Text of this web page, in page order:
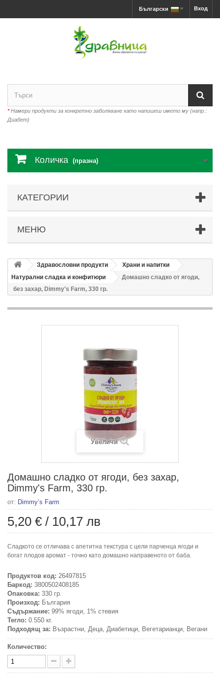
Вход
Български
*Намери продукти за конкретно заболяване като напишеш името му (напр.:
Диабет)
Количка (празна)
КАТЕГОРИИ
МЕНЮ
Здравословни продукти
Храни и напитки
Натурални сладка и конфитюри
Домашно сладко от ягоди,
без захар, Dimmy's Farm, 330 гр.
Увеличи
Домашно сладко от ягоди, без захар,
Dimmy's Farm, 330 гр.
от: Dimmy’s Farm
5,20 € / 10,17 лв
Сладкото се отличава с апетитна текстура с цели парченца ягоди и
богат плодов аромат - точно като домашно направеното от баба.
Продуктов код: 26497815
Баркод: 3800502408185
Опаковка: 330 гр.
Произход: България
Съдържание: 99% ягоди, 1% стевия
Тегло: 0.550 кг.
Подходящ за: Възрастни, Деца, Диабетици, Вегетарианци, Вегани
Количество: